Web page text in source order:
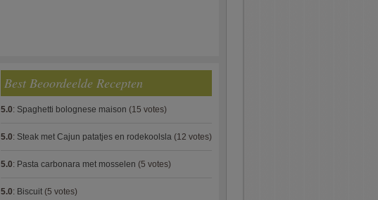
Best Beoordeelde Recepten
5.0: Spaghetti bolognese maison (15 votes)
5.0: Steak met Cajun patatjes en rodekoolsla (12 votes)
5.0: Pasta carbonara met mosselen (5 votes)
5.0: Biscuit (5 votes)